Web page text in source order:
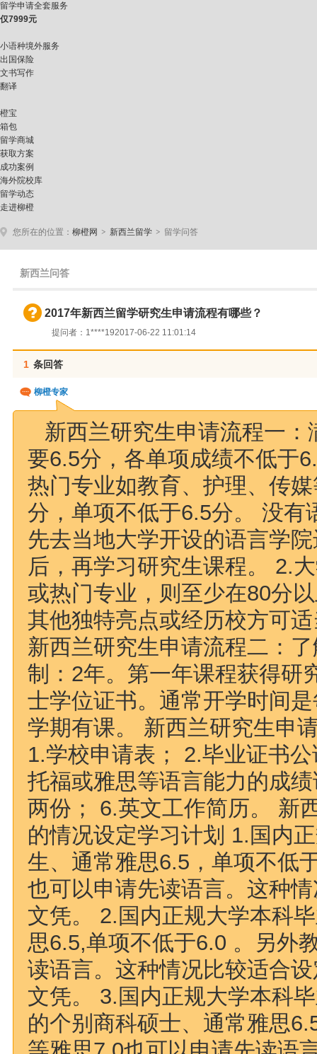
留学申请全套服务
仅7999元
小语种境外服务
出国保险
文书写作
翻译
橙宝
箱包
留学商城
获取方案
成功案例
海外院校库
留学动态
走进柳橙
您所在的位置： 柳橙网 > 新西兰留学 > 留学问答
新西兰问答
2017年新西兰留学研究生申请流程有哪些？
提问者：1****192017-06-22 11:01:14
1 条回答
柳橙专家
新西兰研究生申请流程一
要6.5分，各单项成绩不低于
热门专业如教育、护理、传
分，单项不低于6.5分。 没有
先去当地大学开设的语言学
后，再学习研究生课程。 2.
或热门专业，则至少在80分
其他独特亮点或经历校方可
新西兰研究生申请流程二：
制：2年。第一年课程获得研
士学位证书。通常开学时间
学期有课。 新西兰研究生申
1.学校申请表； 2.毕业证书
托福或雅思等语言能力的成
两份； 6.英文工作简历。 新
的情况设定学习计划 1.国内
生、通常雅思6.5，单项不低
也可以申请先读语言。这种
文凭。 2.国内正规大学本科
思6.5,单项不低于6.0 。另外
读语言。这种情况比较适合
文凭。 3.国内正规大学本科
的个别商科硕士、通常雅思